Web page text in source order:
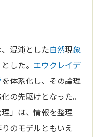
混沌とした自然現象
した。 エウクレイデ
を体系化し、その論理
の先駆けとなった。
」は、情報を整理
のモデルともいえ